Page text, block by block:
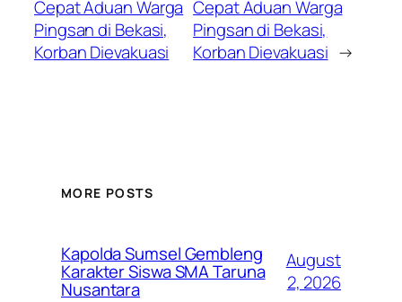
Cepat Aduan Warga
Pingsan di Bekasi,
Korban Dievakuasi
Cepat Aduan Warga
Pingsan di Bekasi,
Korban Dievakuasi →
MORE POSTS
Kapolda Sumsel Gembleng
Karakter Siswa SMA Taruna
Nusantara
August
2, 2026